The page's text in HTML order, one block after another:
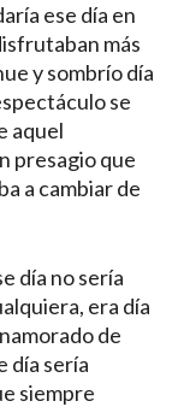
ese día en
más
y sombrío día
se
aquel
presagio que
a cambiar de
día no sería
era día
de
día sería
siempre